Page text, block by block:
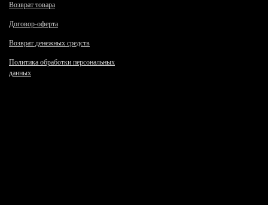
Возврат товара
Договор-оферта
Возврат денежных средств
Политика обработки персональных
данных